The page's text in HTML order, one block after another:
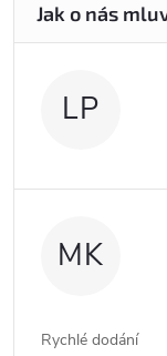
LP
MK
Rychlé dodání